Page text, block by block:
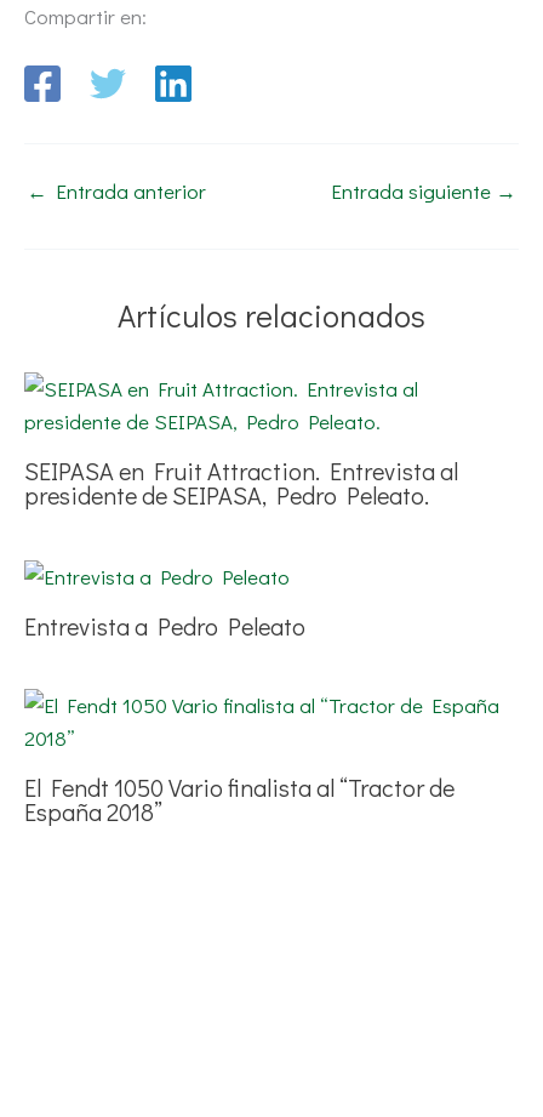
Compartir en:
← Entrada anterior Entrada siguiente →
Artículos relacionados
SEIPASA en Fruit Attraction. Entrevista al
presidente de SEIPASA, Pedro Peleato.
Entrevista a Pedro Peleato
El Fendt 1050 Vario finalista al “Tractor de
España 2018”